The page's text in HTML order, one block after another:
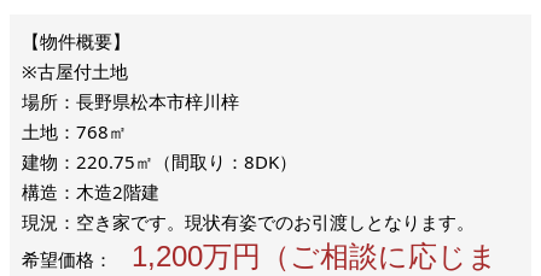
※古屋付土地
場所：長野県松本市梓川梓
土地：768㎡
建物：220.75㎡（間取り：8DK）
構造：木造2階建
現況：空き家です。現状有姿でのお引渡しとなります。
希望価格：
1,200万円（ご相談に応じま